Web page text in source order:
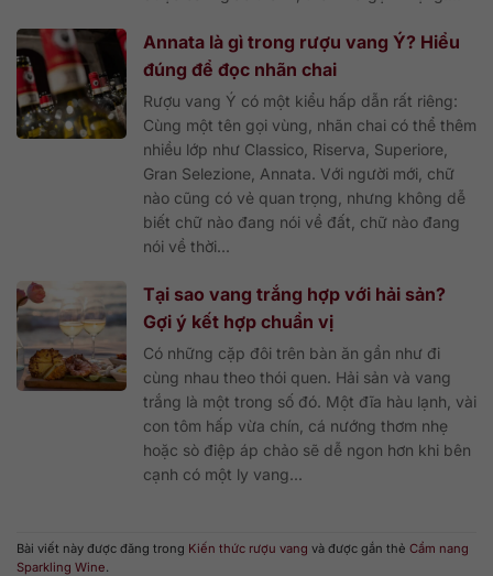
Annata là gì trong rượu vang Ý? Hiểu
đúng để đọc nhãn chai
Rượu vang Ý có một kiểu hấp dẫn rất riêng:
Cùng một tên gọi vùng, nhãn chai có thể thêm
nhiều lớp như Classico, Riserva, Superiore,
Gran Selezione, Annata. Với người mới, chữ
nào cũng có vẻ quan trọng, nhưng không dễ
biết chữ nào đang nói về đất, chữ nào đang
nói về thời...
Tại sao vang trắng hợp với hải sản?
Gợi ý kết hợp chuẩn vị
Có những cặp đôi trên bàn ăn gần như đi
cùng nhau theo thói quen. Hải sản và vang
trắng là một trong số đó. Một đĩa hàu lạnh, vài
con tôm hấp vừa chín, cá nướng thơm nhẹ
hoặc sò điệp áp chảo sẽ dễ ngon hơn khi bên
cạnh có một ly vang...
Bài viết này được đăng trong Kiến thức rượu vang và được gắn thẻ Cẩm nang
Sparkling Wine.